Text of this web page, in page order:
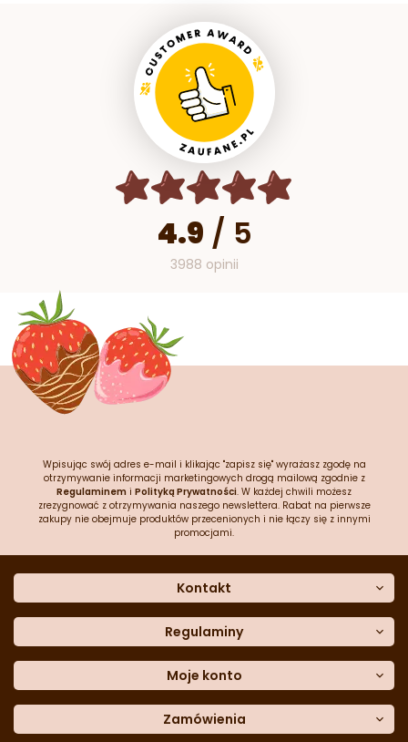
4.9 / 5
3988 opinii
Wpisując swój adres e-mail i klikając "zapisz się" wyrażasz zgodę na
otrzymywanie informacji marketingowych drogą mailową zgodnie z
Regulaminem i Polityką Prywatności. W każdej chwili możesz
zrezygnować z otrzymywania naszego newslettera. Rabat na pierwsze
zakupy nie obejmuje produktów przecenionych i nie łączy się z innymi
promocjami.
Kontakt
Dane kontaktowe
Często zadawane pytania
Sklep stacjonarny
Formularz kontaktowy
Blog
Regulaminy
Polityka prywatności
Polityka cookies
Polityka reklamacji
Polityka zwrotów
Moje konto
Moje dane
Historia zamówień
Zamówienia